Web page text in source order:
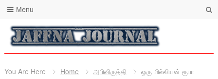
Menu
You Are Here Home அபிவிருத்தி
ஒரு மில்லியன் ரூபா